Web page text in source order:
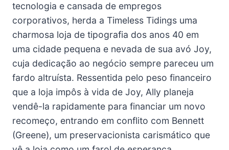
tecnologia e cansada de empregos
corporativos, herda a Timeless Tidings uma
charmosa loja de tipografia dos anos 40 em
uma cidade pequena e nevada de sua avó Joy,
cuja dedicação ao negócio sempre pareceu um
fardo altruísta. Ressentida pelo peso financeiro
que a loja impôs à vida de Joy, Ally planeja
vendê-la rapidamente para financiar um novo
recomeço, entrando em conflito com Bennett
(Greene), um preservacionista carismático que